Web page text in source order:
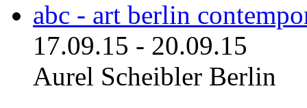
abc - art berlin
17.09.15 - 20.09.15
Aurel Scheibler Berlin